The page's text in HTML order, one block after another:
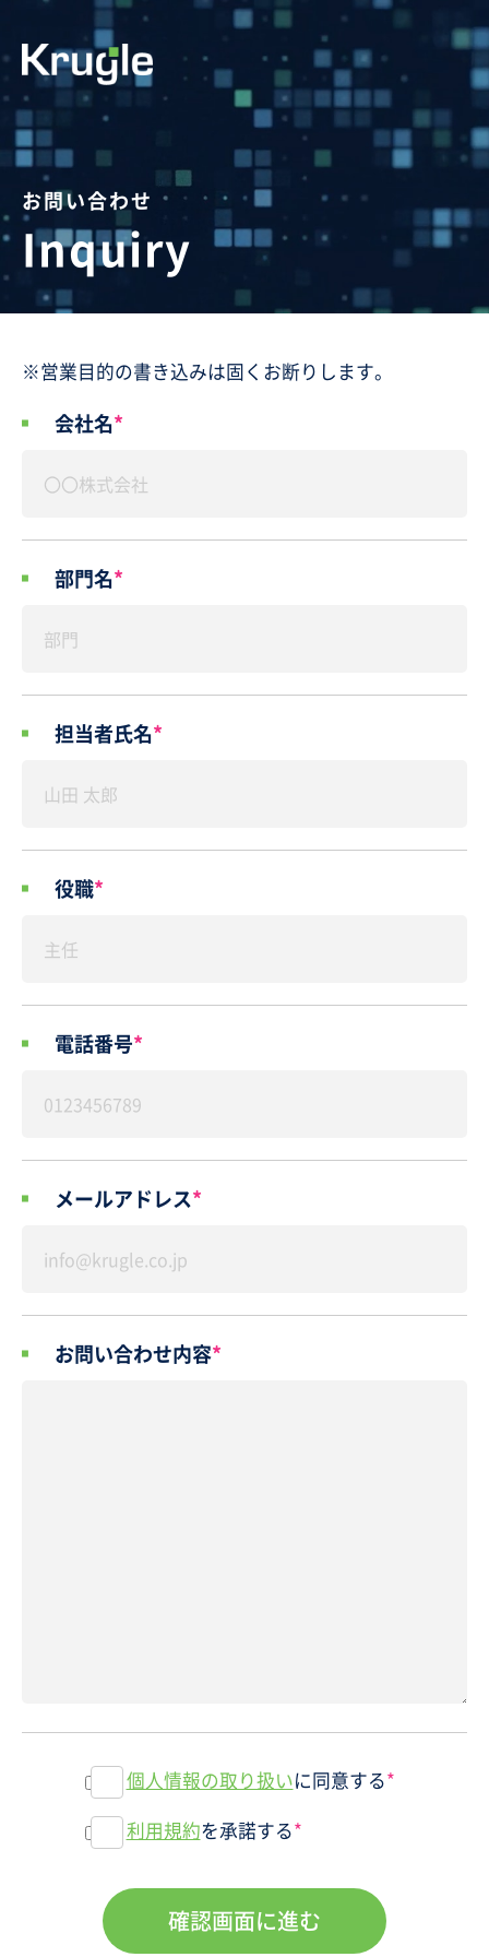
お問い合わせ
Inquiry
※営業目的の書き込みは固くお断りします。
会社名*
部門名*
担当者氏名*
役職*
電話番号*
メールアドレス*
お問い合わせ内容*
個人情報の取り扱いに同意する*
利用規約を承諾する*
確認画面に進む